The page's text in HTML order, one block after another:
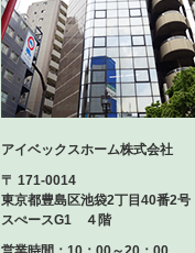
アイベックスホーム株式会社
〒 171-0014
東京都豊島区池袋2丁目40番2号
スぺースG1 ４階